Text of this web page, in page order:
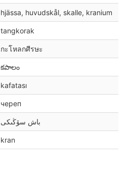
hjässa, huvudskål, skalle, kranium
tangkorak
กะโหลกศีรษะ
కపాలం
kafatası
череп
باش سۆڭىكى
kran